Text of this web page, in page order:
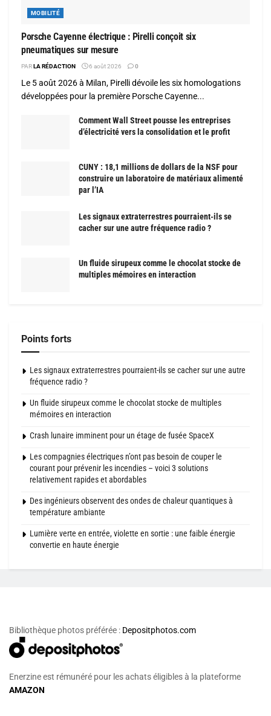
MOBILITÉ
Porsche Cayenne électrique : Pirelli conçoit six
pneumatiques sur mesure
PARLA RÉDACTION 6 août 2026 0
Le 5 août 2026 à Milan, Pirelli dévoile les six homologations
développées pour la première Porsche Cayenne...
Comment Wall Street pousse les entreprises
d’électricité vers la consolidation et le profit
CUNY : 18,1 millions de dollars de la NSF pour
construire un laboratoire de matériaux alimenté
par l’IA
Les signaux extraterrestres pourraient-ils se
cacher sur une autre fréquence radio ?
Un fluide sirupeux comme le chocolat stocke de
multiples mémoires en interaction
Points forts
Les signaux extraterrestres pourraient-ils se cacher sur une autre
fréquence radio ?
Un fluide sirupeux comme le chocolat stocke de multiples
mémoires en interaction
Crash lunaire imminent pour un étage de fusée SpaceX
Les compagnies électriques n’ont pas besoin de couper le
courant pour prévenir les incendies – voici 3 solutions
relativement rapides et abordables
Des ingénieurs observent des ondes de chaleur quantiques à
température ambiante
Lumière verte en entrée, violette en sortie : une faible énergie
convertie en haute énergie
Bibliothèque photos préférée : Depositphotos.com
Enerzine est rémunéré pour les achats éligibles à la plateforme
AMAZON